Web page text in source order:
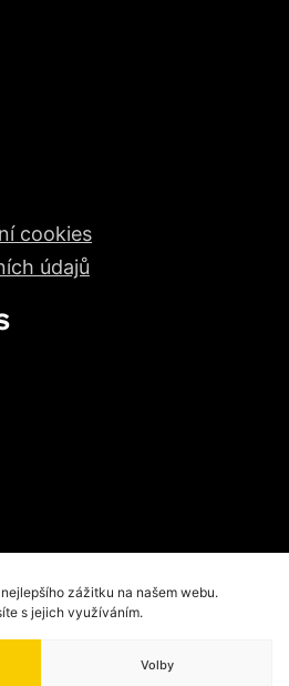
zážitku na našem webu.
s jejich využíváním.
Volby
cookies
údajů